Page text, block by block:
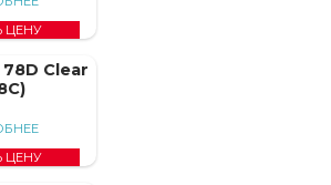
ЦЕНУ
Clear
ЦЕНУ